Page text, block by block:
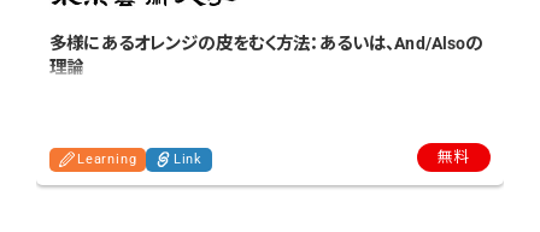
多様にあるオレンジの皮をむく方法：あるいは、And/Alsoの
理論
Learning Link 無料